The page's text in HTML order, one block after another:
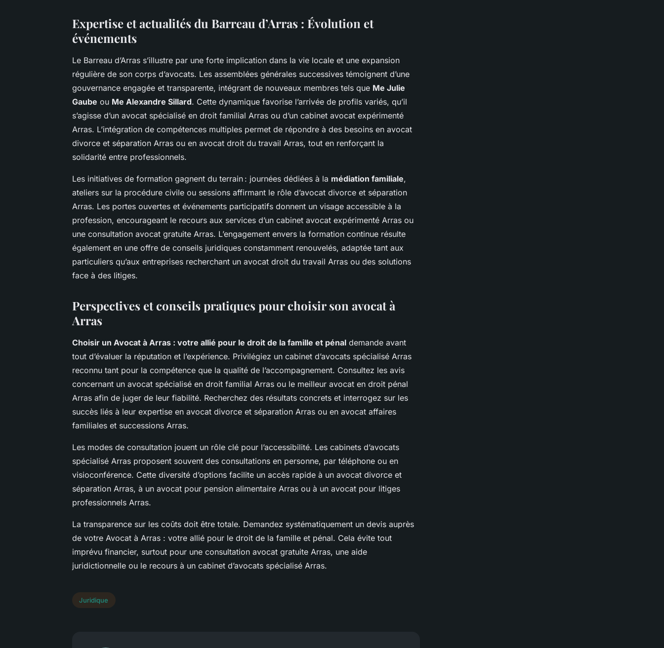
Expertise et actualités du Barreau d’Arras : Évolution et
événements
Le Barreau d’Arras s’illustre par une forte implication dans la vie locale et une expansion
régulière de son corps d’avocats. Les assemblées générales successives témoignent d’une
gouvernance engagée et transparente, intégrant de nouveaux membres tels que Me Julie
Gaube ou Me Alexandre Sillard. Cette dynamique favorise l’arrivée de profils variés, qu’il
s’agisse d’un avocat spécialisé en droit familial Arras ou d’un cabinet avocat expérimenté
Arras. L’intégration de compétences multiples permet de répondre à des besoins en avocat
divorce et séparation Arras ou en avocat droit du travail Arras, tout en renforçant la
solidarité entre professionnels.
Les initiatives de formation gagnent du terrain : journées dédiées à la médiation familiale,
ateliers sur la procédure civile ou sessions affirmant le rôle d’avocat divorce et séparation
Arras. Les portes ouvertes et événements participatifs donnent un visage accessible à la
profession, encourageant le recours aux services d’un cabinet avocat expérimenté Arras ou
une consultation avocat gratuite Arras. L’engagement envers la formation continue résulte
également en une offre de conseils juridiques constamment renouvelés, adaptée tant aux
particuliers qu’aux entreprises recherchant un avocat droit du travail Arras ou des solutions
face à des litiges.
Perspectives et conseils pratiques pour choisir son avocat à
Arras
Choisir un Avocat à Arras : votre allié pour le droit de la famille et pénal demande avant
tout d’évaluer la réputation et l’expérience. Privilégiez un cabinet d’avocats spécialisé Arras
reconnu tant pour la compétence que la qualité de l’accompagnement. Consultez les avis
concernant un avocat spécialisé en droit familial Arras ou le meilleur avocat en droit pénal
Arras afin de juger de leur fiabilité. Recherchez des résultats concrets et interrogez sur les
succès liés à leur expertise en avocat divorce et séparation Arras ou en avocat affaires
familiales et successions Arras.
Les modes de consultation jouent un rôle clé pour l’accessibilité. Les cabinets d’avocats
spécialisé Arras proposent souvent des consultations en personne, par téléphone ou en
visioconférence. Cette diversité d’options facilite un accès rapide à un avocat divorce et
séparation Arras, à un avocat pour pension alimentaire Arras ou à un avocat pour litiges
professionnels Arras.
La transparence sur les coûts doit être totale. Demandez systématiquement un devis auprès
de votre Avocat à Arras : votre allié pour le droit de la famille et pénal. Cela évite tout
imprévu financier, surtout pour une consultation avocat gratuite Arras, une aide
juridictionnelle ou le recours à un cabinet d’avocats spécialisé Arras.
Juridique